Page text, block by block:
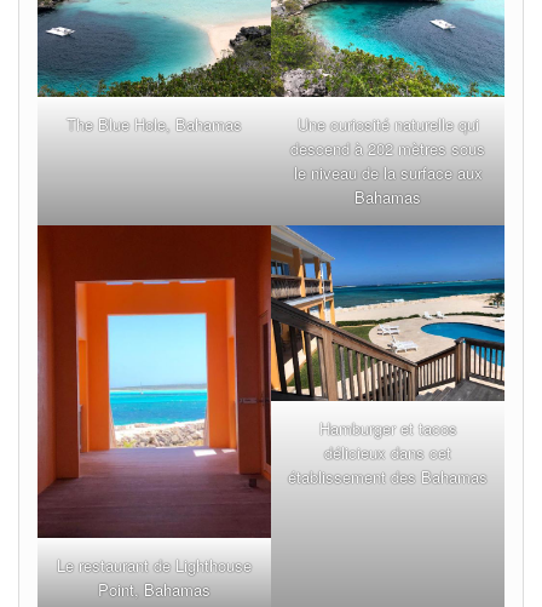
The Blue Hole, Bahamas
Une curiosité naturelle qui
descend à 202 mètres sous
le niveau de la surface aux
Bahamas
Le restaurant de Lighthouse
Point, Bahamas
Hamburger et tacos
délicieux dans cet
établissement des Bahamas